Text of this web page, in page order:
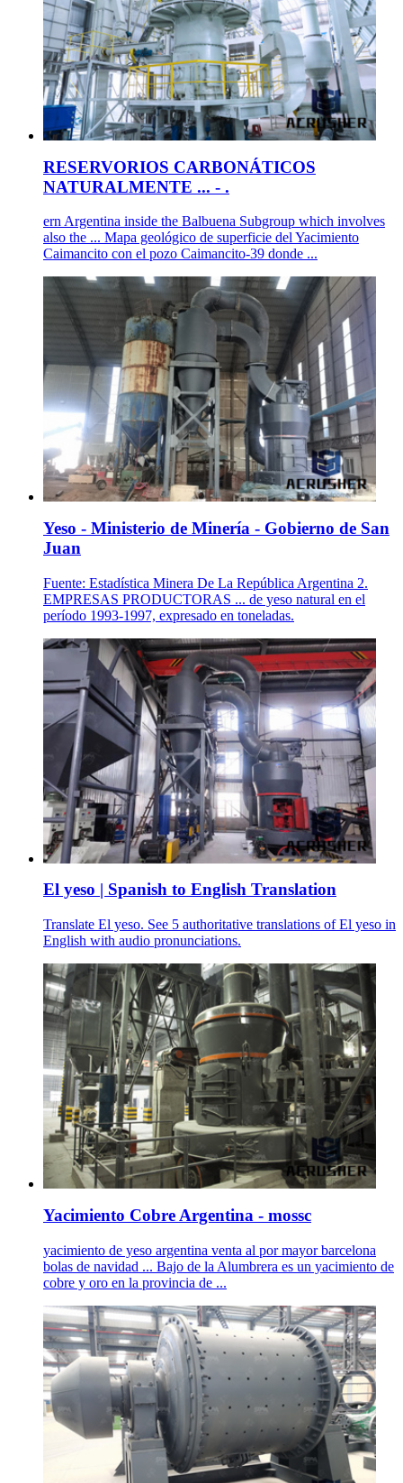
RESERVORIOS CARBONÁTICOS
NATURALMENTE ... - .
ern Argentina inside the Balbuena Subgroup which involves
also the ... Mapa geológico de superficie del Yacimiento
Caimancito con el pozo Caimancito-39 donde ...
Yeso - Ministerio de Minería - Gobierno de San
Juan
Fuente: Estadística Minera De La República Argentina 2.
EMPRESAS PRODUCTORAS ... de yeso natural en el
período 1993-1997, expresado en toneladas.
El yeso | Spanish to English Translation
Translate El yeso. See 5 authoritative translations of El yeso in
English with audio pronunciations.
Yacimiento Cobre Argentina - mossc
yacimiento de yeso argentina venta al por mayor barcelona
bolas de navidad ... Bajo de la Alumbrera es un yacimiento de
cobre y oro en la provincia de ...